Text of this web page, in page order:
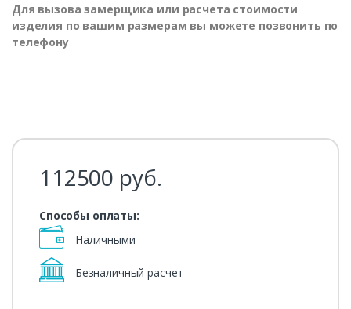
Для вызова замерщика или расчета стоимости
изделия по вашим размерам вы можете позвонить по
телефону
112500 руб.
Способы оплаты:
Наличными
Безналичный расчет